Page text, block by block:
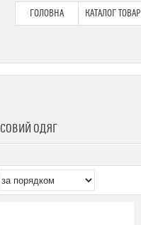
ГОЛОВНА КАТАЛОГ
ОДЯГ